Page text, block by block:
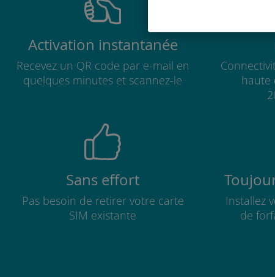
Activation instantanée
Recevez un QR code par e-mail en
quelques minutes et scannez-le
haute
Sans effort
Pas besoin de retirer votre carte
SIM existante
Installez
de